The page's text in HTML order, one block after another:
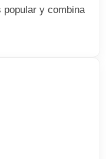
y combina
de un